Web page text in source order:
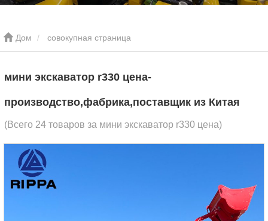
Дом совокупная страница
мини экскаватор r330 цена-
производство,фабрика,поставщик из Китая
(Всего 24 товаров за мини экскаватор r330 цена)